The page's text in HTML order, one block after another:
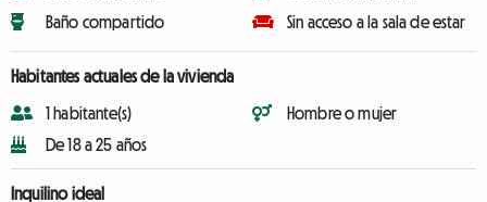
Baño compartido
Sin acceso a la sala de estar
Habitantes actuales de la vivienda
1 habitante(s)
De 18 a 25 años
Hombre o mujer
Inquilino ideal